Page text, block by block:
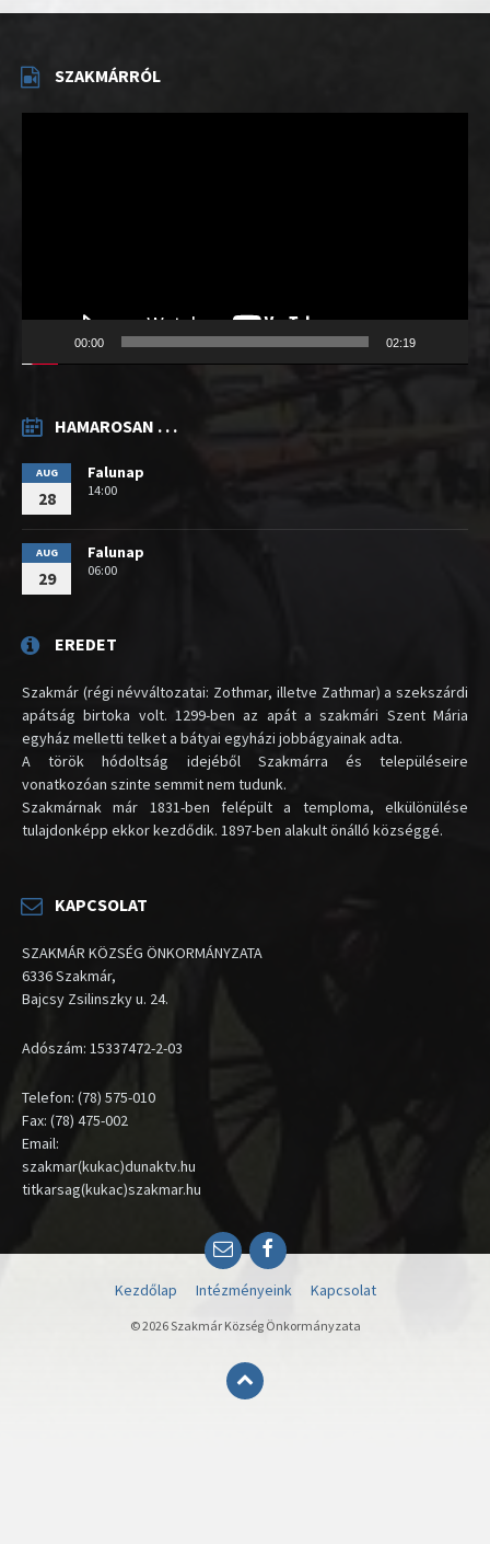
SZAKMÁRRÓL
00:00 02:19
HAMAROSAN . . .
AUG
28
Falunap
14:00
AUG
29
Falunap
06:00
EREDET
Szakmár (régi névváltozatai: Zothmar, illetve Zathmar) a szekszárdi
apátság birtoka volt. 1299-ben az apát a szakmári Szent Mária
egyház melletti telket a bátyai egyházi jobbágyainak adta.
A török hódoltság idejéből Szakmárra és településeire
vonatkozóan szinte semmit nem tudunk.
Szakmárnak már 1831-ben felépült a temploma, elkülönülése
tulajdonképp ekkor kezdődik. 1897-ben alakult önálló községgé.
KAPCSOLAT
SZAKMÁR KÖZSÉG ÖNKORMÁNYZATA
6336 Szakmár,
Bajcsy Zsilinszky u. 24.
Adószám: 15337472-2-03
Telefon: (78) 575-010
Fax: (78) 475-002
Email:
szakmar(kukac)dunaktv.hu
titkarsag(kukac)szakmar.hu
EmailFacebook
Kezdőlap Intézményeink Kapcsolat
© 2026 Szakmár Község Önkormányzata